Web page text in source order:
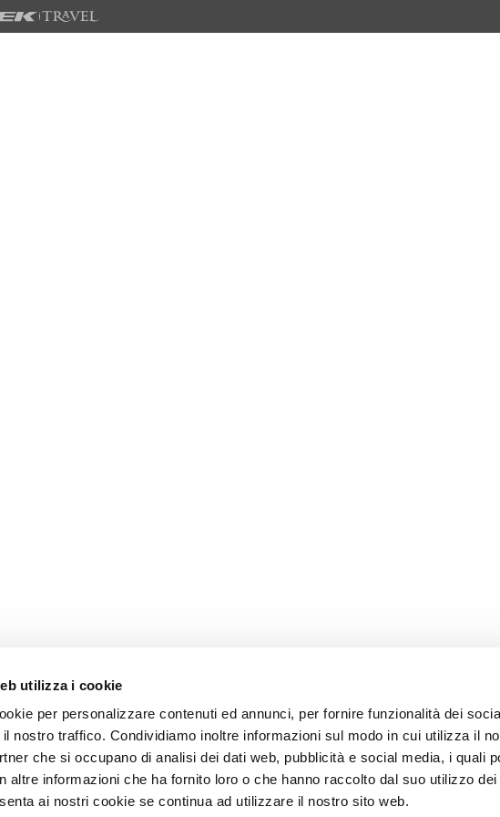
utilizza i cookie
per personalizzare contenuti ed annunci, per fornire funzionalità dei
nostro traffico. Condividiamo inoltre informazioni sul modo in cui utilizza il
che si occupano di analisi dei dati web, pubblicità e social media, i quali
altre informazioni che ha fornito loro o che hanno raccolto dal suo utilizzo dei
ai nostri cookie se continua ad utilizzare il nostro sito web.